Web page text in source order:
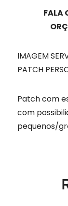
FALA
IMAGEM
PATCH
Patch com
com
pequenos/